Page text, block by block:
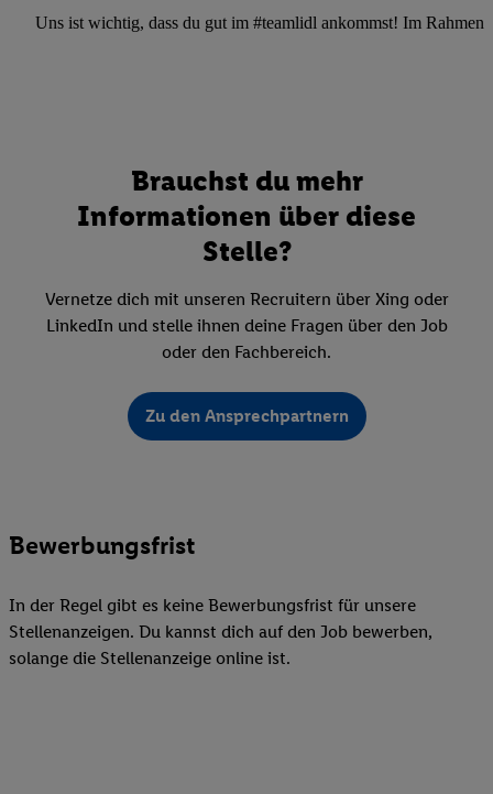
Uns ist wichtig, dass du gut im #teamlidl ankommst! Im Rahmen
Brauchst du mehr
Informationen über diese
Stelle?
Vernetze dich mit unseren Recruitern über Xing oder
LinkedIn und stelle ihnen deine Fragen über den Job
oder den Fachbereich.
Zu den Ansprechpartnern
Bewerbungsfrist
In der Regel gibt es keine Bewerbungsfrist für unsere
Stellenanzeigen. Du kannst dich auf den Job bewerben,
solange die Stellenanzeige online ist.